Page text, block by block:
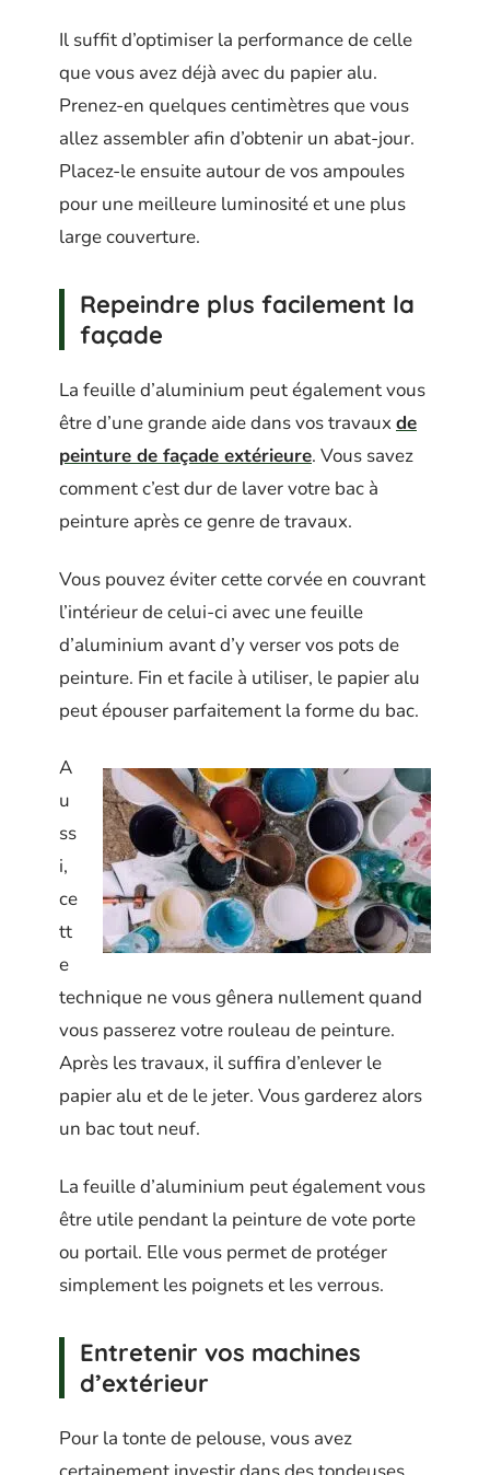
Il suffit d’optimiser la performance de celle
que vous avez déjà avec du papier alu.
Prenez-en quelques centimètres que vous
allez assembler afin d’obtenir un abat-jour.
Placez-le ensuite autour de vos ampoules
pour une meilleure luminosité et une plus
large couverture.
Repeindre plus facilement la
façade
La feuille d’aluminium peut également vous
être d’une grande aide dans vos travaux de
peinture de façade extérieure. Vous savez
comment c’est dur de laver votre bac à
peinture après ce genre de travaux.
Vous pouvez éviter cette corvée en couvrant
l’intérieur de celui-ci avec une feuille
d’aluminium avant d’y verser vos pots de
peinture. Fin et facile à utiliser, le papier alu
peut épouser parfaitement la forme du bac.
A
u
ss
i,
ce
tt
e
technique ne vous gênera nullement quand
vous passerez votre rouleau de peinture.
Après les travaux, il suffira d’enlever le
papier alu et de le jeter. Vous garderez alors
un bac tout neuf.
La feuille d’aluminium peut également vous
être utile pendant la peinture de vote porte
ou portail. Elle vous permet de protéger
simplement les poignets et les verrous.
Entretenir vos machines
d’extérieur
Pour la tonte de pelouse, vous avez